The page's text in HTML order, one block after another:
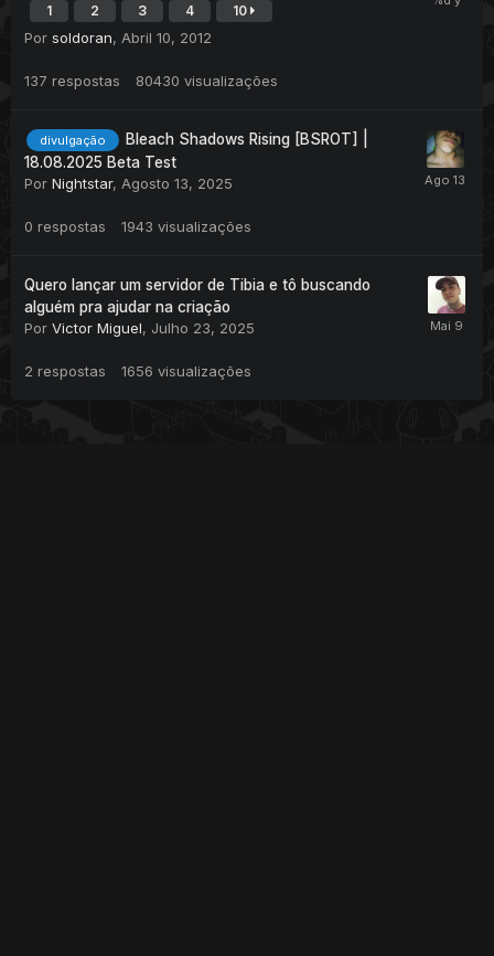
1 2 3 4 10
Por soldoran, Abril 10, 2012
137 respostas 80430 visualizações
divulgação
Bleach Shadows Rising [BSROT] |
18.08.2025 Beta Test
Por Nightstar, Agosto 13, 2025
0 respostas 1943 visualizações
Quero lançar um servidor de Tibia e tô buscando
alguém pra ajudar na criação
Por Victor Miguel, Julho 23, 2025
2 respostas 1656 visualizações